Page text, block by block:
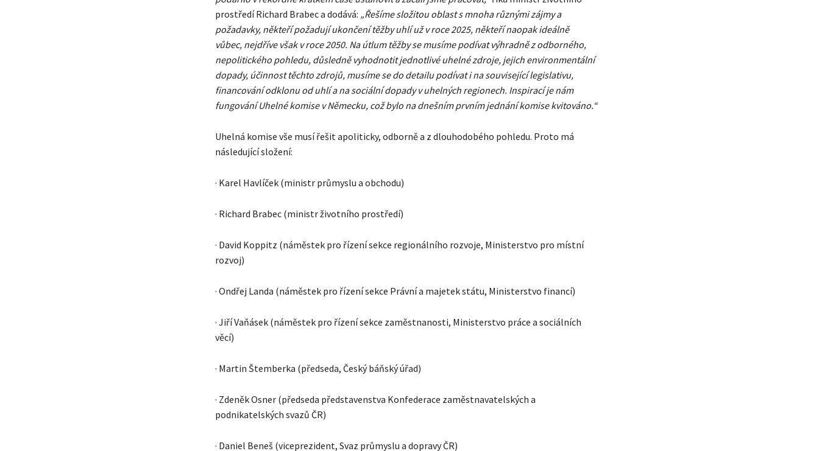
prostředí Richard Brabec a dodává: „Řešíme složitou oblast s mnoha různými zájmy a
požadavky, někteří požadují ukončení těžby uhlí už v roce 2025, někteří naopak ideálně
vůbec, nejdříve však v roce 2050. Na útlum těžby se musíme podívat výhradně z odborného,
nepolitického pohledu, důsledně vyhodnotit jednotlivé uhelné zdroje, jejich environmentální
dopady, účinnost těchto zdrojů, musíme se do detailu podívat i na související legislativu,
financování odklonu od uhlí a na sociální dopady v uhelných regionech. Inspirací je nám
fungování Uhelné komise v Německu, což bylo na dnešním prvním jednání komise kvitováno.“
Uhelná komise vše musí řešit apoliticky, odborně a z dlouhodobého pohledu. Proto má
následující složení:
· Karel Havlíček (ministr průmyslu a obchodu)
· Richard Brabec (ministr životního prostředí)
· David Koppitz (náměstek pro řízení sekce regionálního rozvoje, Ministerstvo pro místní
rozvoj)
· Ondřej Landa (náměstek pro řízení sekce Právní a majetek státu, Ministerstvo financí)
· Jiří Vaňásek (náměstek pro řízení sekce zaměstnanosti, Ministerstvo práce a sociálních
věcí)
· Martin Štemberka (předseda, Český báňský úřad)
· Zdeněk Osner (předseda představenstva Konfederace zaměstnavatelských a
podnikatelských svazů ČR)
· Daniel Beneš (viceprezident, Svaz průmyslu a dopravy ČR)